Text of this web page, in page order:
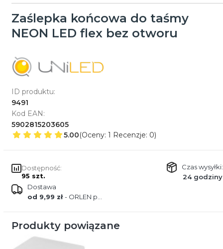
Zaślepka końcowa do taśmy
NEON LED flex bez otworu
ID produktu:
9491
Kod EAN:
5902815203605
5.00(Oceny: 1 Recenzje: 0)
Dostępność:
95 szt.
Czas wysyłki:
24 godziny
Dostawa
od 9,99 zł- ORLEN paczka
Produkty powiązane